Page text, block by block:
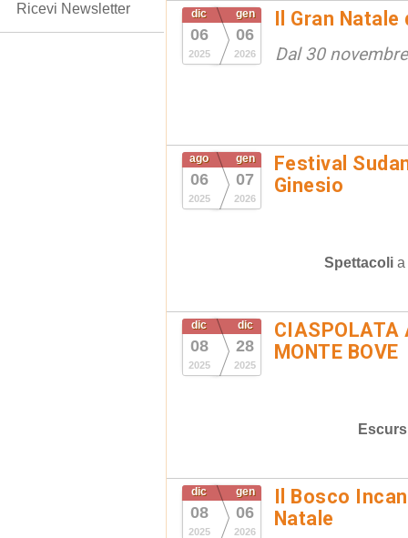
dic
06
2025
gen
06
2026
Il Gran
Dal 30
ago
06
2025
gen
07
2026
Festival
Ginesio
Spettacoli a
dic
08
2025
dic
28
2025
CIASPOLATA
MONTE BOVE
dic
08
2025
gen
06
2026
Il Bosco
Natale
Ricevi Newsletter